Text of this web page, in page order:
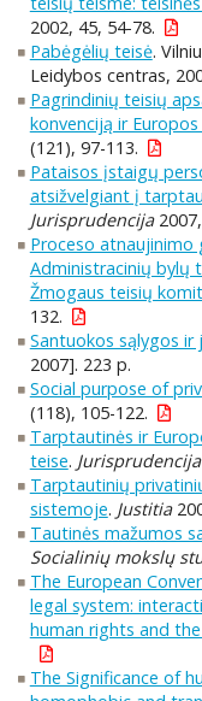
2002, 45, 54-78.
Pabėgėlių teisė.
Leidybos centras,
Pagrindinių teisių
konvenciją ir
(121), 97-113.
Pataisos įstaigų
atsižvelgiant į
Jurisprudencija
Proceso atnaujinimo
Administracinių bylų
Žmogaus teisių
132.
Santuokos sąlygos ir
2007]. 223 p.
Social purpose of
(118), 105-122.
Tarptautinės ir
teise. Jurisprudencija
Tarptautinių
sistemoje. Justitia
Tautinės mažumos
Socialinių mokslų
The European
legal system:
human rights and
The Significance of